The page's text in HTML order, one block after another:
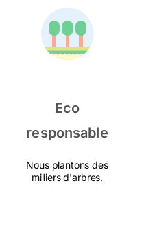
Eco
responsable
Nous plantons des
milliers d'arbres.